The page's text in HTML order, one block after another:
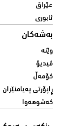
عێراق
ئابوری
بەشەکان
وێنە
ڤیدیۆ
کۆمەڵ
ڕاپۆرتی پەیامنێران
کەشوهەوا